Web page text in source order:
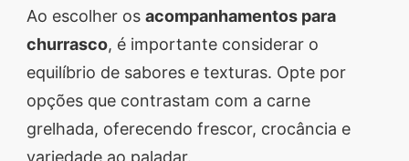
Ao escolher os acompanhamentos para
churrasco, é importante considerar o
equilíbrio de sabores e texturas. Opte por
opções que contrastam com a carne
grelhada, oferecendo frescor, crocância e